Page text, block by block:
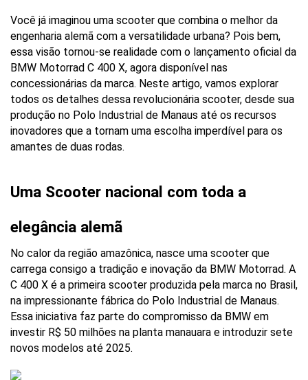
Você já imaginou uma scooter que combina o melhor da
engenharia alemã com a versatilidade urbana? Pois bem,
essa visão tornou-se realidade com o lançamento oficial da
BMW Motorrad C 400 X, agora disponível nas
concessionárias da marca. Neste artigo, vamos explorar
todos os detalhes dessa revolucionária scooter, desde sua
produção no Polo Industrial de Manaus até os recursos
inovadores que a tornam uma escolha imperdível para os
amantes de duas rodas.
Uma Scooter nacional com toda a
elegância alemã
No calor da região amazônica, nasce uma scooter que
carrega consigo a tradição e inovação da BMW Motorrad. A
C 400 X é a primeira scooter produzida pela marca no Brasil,
na impressionante fábrica do Polo Industrial de Manaus.
Essa iniciativa faz parte do compromisso da BMW em
investir R$ 50 milhões na planta manauara e introduzir sete
novos modelos até 2025.